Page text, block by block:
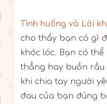
Tình huống và Lời
cho thấy bạn có gì
khóc lóc. Bạn có
thẳng hay buồn
khi chia tay người
đau của bạn đúng